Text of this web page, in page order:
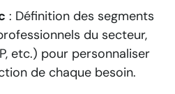
: Définition des segments
du secteur,
etc.) pour personnaliser
de chaque besoin.